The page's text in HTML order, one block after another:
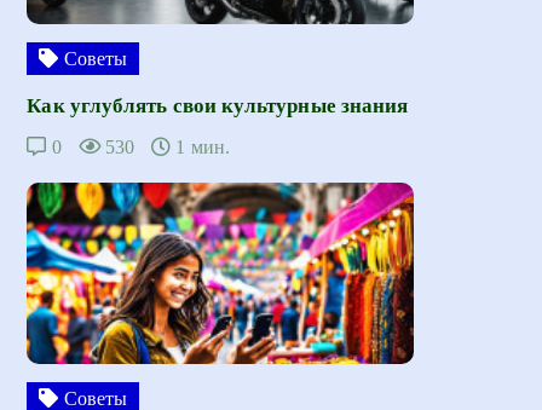
Советы
Как углублять свои культурные знания
0 530 1 мин.
Советы